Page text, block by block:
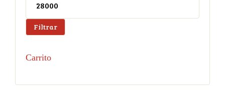
Filtrar
Carrito